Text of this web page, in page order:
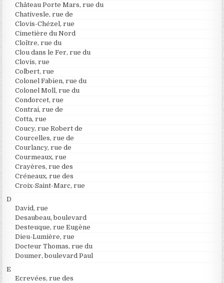
Château Porte Mars, rue du
Chativesle, rue de
Clovis-Chézel, rue
Cimetière du Nord
Cloître, rue du
Clou dans le Fer, rue du
Clovis, rue
Colbert, rue
Colonel Fabien, rue du
Colonel Moll, rue du
Condorcet, rue
Contrai, rue de
Cotta, rue
Coucy, rue Robert de
Courcelles, rue de
Courlancy, rue de
Courmeaux, rue
Crayères, rue des
Créneaux, rue des
Croix-Saint-Marc, rue
D
David, rue
Desaubeau, boulevard
Desteuque, rue Eugène
Dieu-Lumière, rue
Docteur Thomas, rue du
Doumer, boulevard Paul
E
Ecrevées, rue des